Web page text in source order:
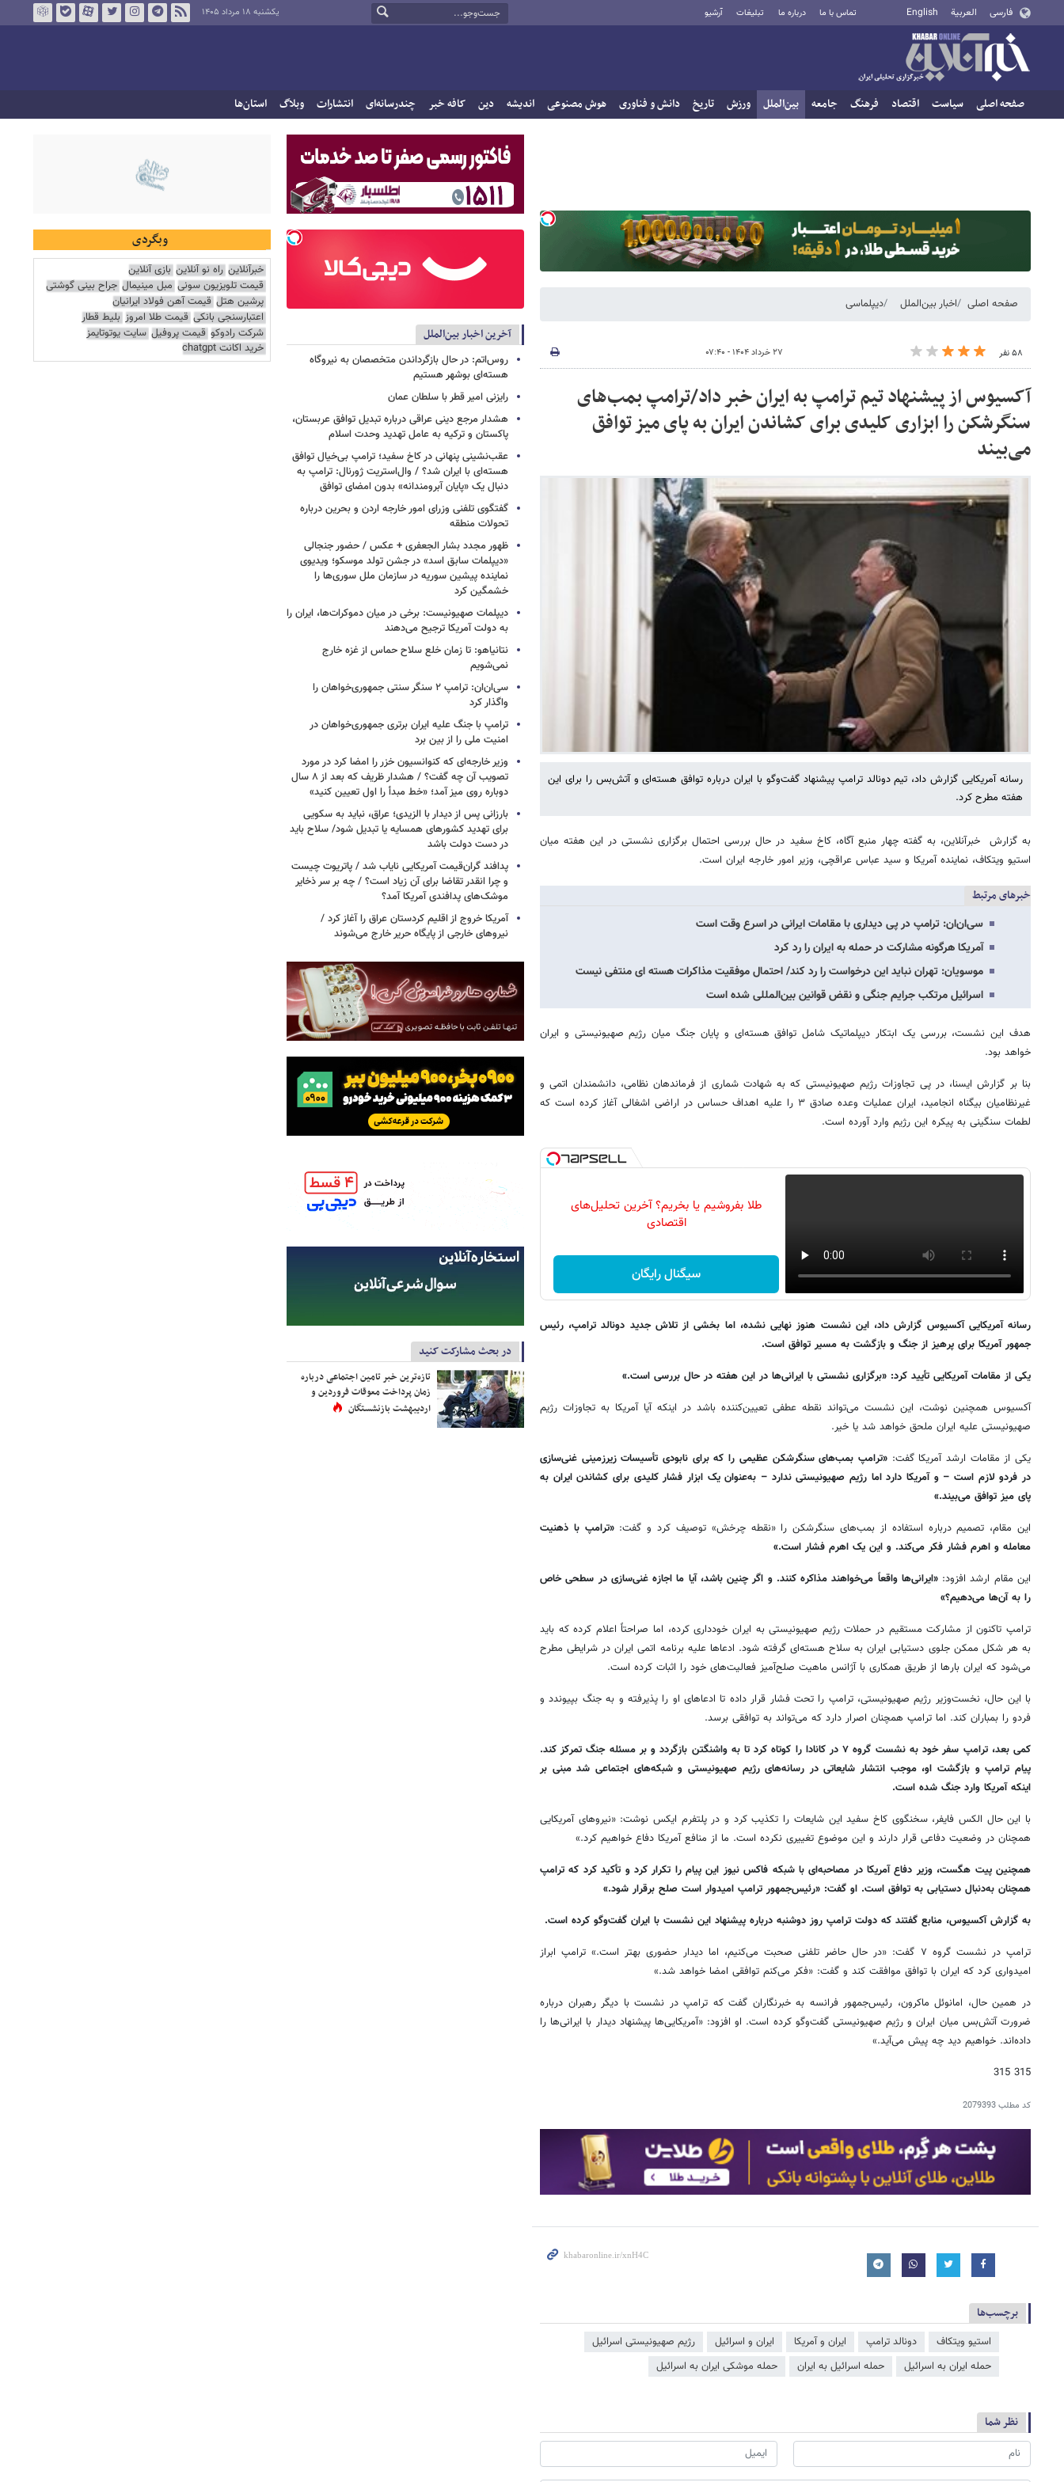
فارسی العربية English تماس با ما درباره ما تبلیغات آرشیو یکشنبه ۱۸ مرداد ۱۴۰۵
صفحه اصلی سیاست اقتصاد فرهنگ جامعه بین‌الملل ورزش تاریخ دانش و فناوری هوش مصنوعی اندیشه دین کافه خبر چندرسانه‌ای انتشارات وبلاگ استان‌ها
صفحه اصلی اخبار بین‌الملل دیپلماسی
۵۸ نفر ۲۷ خرداد ۱۴۰۴ - ۰۷:۴۰
آکسیوس از پیشنهاد تیم ترامپ به ایران خبر داد/ترامپ بمب‌های
سنگرشکن را ابزاری کلیدی برای کشاندن ایران به پای میز توافق
می‌بیند
رسانه آمریکایی گزارش داد، تیم دونالد ترامپ پیشنهاد گفت‌وگو با ایران درباره توافق هسته‌ای و آتش‌بس را برای این
هفته مطرح کرد.
به گزارش خبرآنلاین، به گفته چهار منبع آگاه، کاخ سفید در حال بررسی احتمال برگزاری نشستی در این هفته میان
استیو ویتکاف، نماینده آمریکا و سید عباس عراقچی، وزیر امور خارجه ایران است.
خبرهای مرتبط
سی‌ان‌ان: ترامپ در پی دیداری با مقامات ایرانی در اسرع وقت است
آمریکا هرگونه مشارکت در حمله به ایران را رد کرد
موسویان: تهران نباید این درخواست را رد کند/ احتمال موفقیت مذاکرات هسته ای منتفی نیست
اسرائیل مرتکب جرایم جنگی و نقض قوانین بین‌المللی شده است
هدف این نشست، بررسی یک ابتکار دیپلماتیک شامل توافق هسته‌ای و پایان جنگ میان رژیم صهیونیستی و ایران
خواهد بود.
بنا بر گزارش ایسنا، در پی تجاوزات رژیم صهیونیستی که به شهادت شماری از فرماندهان نظامی، دانشمندان اتمی و
غیرنظامیان بیگناه انجامید، ایران عملیات وعده صادق ۳ را علیه اهداف حساس در اراضی اشغالی آغاز کرده است که
لطمات سنگینی به پیکره این رژیم وارد آورده است.
طلا بفروشیم یا بخریم؟ آخرین تحلیل‌های
اقتصادی
سیگنال رایگان
رسانه آمریکایی آکسیوس گزارش داد، این نشست هنوز نهایی نشده، اما بخشی از تلاش جدید دونالد ترامپ، رئیس
جمهور آمریکا برای پرهیز از جنگ و بازگشت به مسیر توافق است.
یکی از مقامات آمریکایی تأیید کرد: «برگزاری نشستی با ایرانی‌ها در این هفته در حال بررسی است.»
آکسیوس همچنین نوشت، این نشست می‌تواند نقطه عطفی تعیین‌کننده باشد در اینکه آیا آمریکا به تجاوزات رژیم
صهیونیستی علیه ایران ملحق خواهد شد یا خیر.
یکی از مقامات ارشد آمریکا گفت: «ترامپ بمب‌های سنگرشکن عظیمی را که برای نابودی تأسیسات زیرزمینی غنی‌سازی
در فردو لازم است – و آمریکا دارد اما رژیم صهیونیستی ندارد – به‌عنوان یک ابزار فشار کلیدی برای کشاندن ایران به
پای میز توافق می‌بیند.»
این مقام، تصمیم درباره استفاده از بمب‌های سنگرشکن را «نقطه چرخش» توصیف کرد و گفت: «ترامپ با ذهنیت
معامله و اهرم فشار فکر می‌کند. و این یک اهرم فشار است.»
این مقام ارشد افزود: «ایرانی‌ها واقعاً می‌خواهند مذاکره کنند. و اگر چنین باشد، آیا ما اجازه غنی‌سازی در سطحی خاص
را به آن‌ها می‌دهیم؟»
ترامپ تاکنون از مشارکت مستقیم در حملات رژیم صهیونیستی به ایران خودداری کرده، اما صراحتاً اعلام کرده که باید
به هر شکل ممکن جلوی دستیابی ایران به سلاح هسته‌ای گرفته شود. ادعاها علیه برنامه اتمی ایران در شرایطی مطرح
می‌شود که ایران بارها از طریق همکاری با آژانس ماهیت صلح‌آمیز فعالیت‌های خود را اثبات کرده است.
با این حال، نخست‌وزیر رژیم صهیونیستی، ترامپ را تحت فشار قرار داده تا ادعاهای او را پذیرفته و به جنگ بپیوندد و
فردو را بمباران کند. اما ترامپ همچنان اصرار دارد که می‌تواند به توافقی برسد.
کمی بعد، ترامپ سفر خود به نشست گروه ۷ در کانادا را کوتاه کرد تا به واشنگتن بازگردد و بر مسئله جنگ تمرکز کند.
پیام ترامپ و بازگشت او، موجب انتشار شایعاتی در رسانه‌های رژیم صهیونیستی و شبکه‌های اجتماعی شد مبنی بر
اینکه آمریکا وارد جنگ شده است.
با این حال الکس فایفر، سخنگوی کاخ سفید این شایعات را تکذیب کرد و در پلتفرم ایکس نوشت: «نیروهای آمریکایی
همچنان در وضعیت دفاعی قرار دارند و این موضوع تغییری نکرده است. ما از منافع آمریکا دفاع خواهیم کرد.»
همچنین پیت هگست، وزیر دفاع آمریکا در مصاحبه‌ای با شبکه فاکس نیوز این پیام را تکرار کرد و تأکید کرد که ترامپ
همچنان به‌دنبال دستیابی به توافق است. او گفت: «رئیس‌جمهور ترامپ امیدوار است صلح برقرار شود.»
به گزارش آکسیوس، منابع گفتند که دولت ترامپ روز دوشنبه درباره پیشنهاد این نشست با ایران گفت‌وگو کرده است.
ترامپ در نشست گروه ۷ گفت: «در حال حاضر تلفنی صحبت می‌کنیم، اما دیدار حضوری بهتر است.» ترامپ ابراز
امیدواری کرد که ایران با توافق موافقت کند و گفت: «فکر می‌کنم توافقی امضا خواهد شد.»
در همین حال، امانوئل ماکرون، رئیس‌جمهور فرانسه به خبرنگاران گفت که ترامپ در نشست با دیگر رهبران درباره
ضرورت آتش‌بس میان ایران و رژیم صهیونیستی گفت‌وگو کرده است. او افزود: «آمریکایی‌ها پیشنهاد دیدار با ایرانی‌ها را
داده‌اند. خواهیم دید چه پیش می‌آید.»
315 315
کد مطلب2079393
برچسب‌ها
استیو ویتکاف دونالد ترامپ ایران و آمریکا ایران و اسرائیل
رژیم صهیونیستی اسرائیل
حمله ایران به اسرائیل
حمله اسرائیل به ایران حمله موشکی ایران به اسرائیل
نظر شما
آخرین اخبار بین‌الملل
روس‌اتم: در حال بازگرداندن متخصصان به نیروگاه
هسته‌ای بوشهر هستیم
رایزنی امیر قطر با سلطان عمان
هشدار مرجع دینی عراقی درباره تبدیل توافق عربستان،
پاکستان و ترکیه به عامل تهدید وحدت اسلام
عقب‌نشینی پنهانی در کاخ سفید؛ ترامپ بی‌خیال توافق
هسته‌ای با ایران شد؟ / وال‌استریت ژورنال: ترامپ به
دنبال یک «پایان آبرومندانه» بدون امضای توافق
گفتگوی تلفنی وزرای امور خارجه اردن و بحرین درباره
تحولات منطقه
ظهور مجدد بشار الجعفری + عکس / حضور جنجالی
«دیپلمات سابق اسد» در جشن تولد موسکو؛ ویدیوی
نماینده پیشین سوریه در سازمان ملل سوری‌ها را
خشمگین کرد
دیپلمات صهیونیست: برخی در میان دموکرات‌ها، ایران را
به دولت آمریکا ترجیح می‌دهند
نتانیاهو: تا زمان خلع سلاح حماس از غزه خارج
نمی‌شویم
سی‌ان‌ان: ترامپ ۲ سنگر سنتی جمهوری‌خواهان را
واگذار کرد
ترامپ با جنگ علیه ایران برتری جمهوری‌خواهان در
امنیت ملی را از بین برد
وزیر خارجه‌ای که کنوانسیون خزر را امضا کرد در مورد
تصویب آن چه گفت؟ / هشدار ظریف که بعد از ۸ سال
دوباره روی میز آمد؛ «خط مبدأ را اول تعیین کنید»
بارزانی پس از دیدار با الزیدی؛ عراق، نباید به سکویی
برای تهدید کشورهای همسایه یا تبدیل شود/ سلاح باید
در دست دولت باشد
پدافند گران‌قیمت آمریکایی نایاب شد / پاتریوت چیست
و چرا انقدر تقاضا برای آن زیاد است؟ / چه بر سر ذخایر
موشک‌های پدافندی آمریکا آمد؟
آمریکا خروج از اقلیم کردستان عراق را آغاز کرد /
نیروهای خارجی از پایگاه حریر خارج می‌شوند
در بحث مشارکت کنید
تازه‌ترین خبر تامین اجتماعی درباره
زمان پرداخت معوقات فروردین و
اردیبهشت بازنشستگان
وبگردی
خبرآنلاین راه نو آنلاین بازی آنلاین
قیمت تلویزیون سونی مبل مینیمال جراح بینی گوشتی
پرشین هتل قیمت آهن فولاد ایرانیان
اعتبارسنجی بانکی قیمت طلا امروز بلیط قطار
شرکت رادوکو قیمت پروفیل سایت یوتوتایمز
خرید اکانت chatgpt